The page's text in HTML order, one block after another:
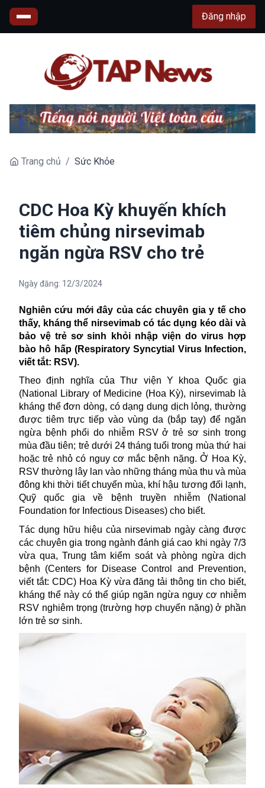
Đăng nhập
Trang chủ / Sức Khỏe
CDC Hoa Kỳ khuyến khích
tiêm chủng nirsevimab
ngăn ngừa RSV cho trẻ
Ngày đăng: 12/3/2024
Nghiên cứu mới đây của các chuyên gia y tế cho
thấy, kháng thể nirsevimab có tác dụng kéo dài và
bảo vệ trẻ sơ sinh khỏi nhập viện do virus hợp
bào hô hấp (Respiratory Syncytial Virus Infection,
viết tắt: RSV).
Theo định nghĩa củaThư viện Y khoa Quốc gia
(National Library of Medicine (Hoa Kỳ), nirsevimab là
kháng thể đơn dòng, có dạng dung dịch lỏng, thường
được tiêm trực tiếp vào vùng da (bắp tay) để ngăn
ngừa bệnh phổi do nhiễm RSV ở trẻ sơ sinh trong
mùa đầu tiên; trẻ dưới 24 tháng tuổi trong mùa thứ hai
hoặc trẻ nhỏ có nguy cơ mắc bệnh nặng. Ở Hoa Kỳ,
RSV thường lây lan vào những tháng mùa thu và mùa
đông khi thời tiết chuyển mùa, khí hậu tương đối lạnh,
Quỹ quốc gia về bệnh truyền nhiễm (National
Foundation for Infectious Diseases) cho biết.
Tác dụng hữu hiệu của nirsevimab ngày càng được
các chuyên gia trong ngành đánh giá cao khi ngày 7/3
vừa qua, Trung tâm kiểm soát và phòng ngừa dịch
bệnh (Centers for Disease Control and Prevention,
viết tắt: CDC) Hoa Kỳ vừa đăng tải thông tin cho biết,
kháng thể này có thể giúp ngăn ngừa nguy cơ nhiễm
RSV nghiêm trọng (trường hợp chuyển nặng) ở phần
lớn trẻ sơ sinh.